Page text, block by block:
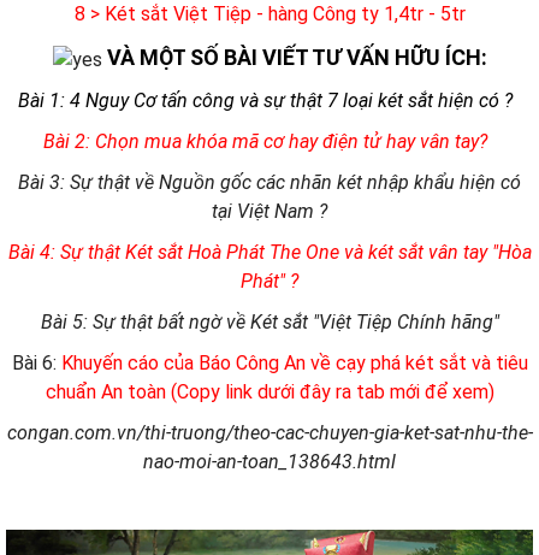
8 > Két sắt Việt Tiệp - hàng Công ty 1,4tr - 5tr
VÀ MỘT SỐ BÀI VIẾT TƯ VẤN HỮU ÍCH:
Bài 1: 4 Nguy Cơ tấn công và sự thật 7 loại két sắt hiện có ?
Bài 2: Chọn mua khóa mã cơ hay điện tử hay vân tay?
Bài 3: Sự thật về Nguồn gốc các nhãn két nhập khẩu hiện có
tại Việt Nam ?
Bài 4: Sự thật Két sắt Hoà Phát The One và két sắt vân tay "Hòa
Phát" ?
Bài 5: Sự thật bất ngờ về Két sắt "Việt Tiệp Chính hãng"
Bài 6: Khuyến cáo của Báo Công An về cạy phá két sắt và tiêu
chuẩn An toàn (Copy link dưới đây ra tab mới để xem)
congan.com.vn/thi-truong/theo-cac-chuyen-gia-ket-sat-nhu-the-
nao-moi-an-toan_138643.html